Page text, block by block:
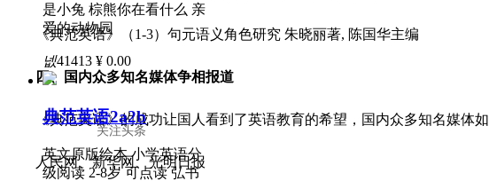
《典范英语》（1-3）句元语义角色研究 朱晓丽著, 陈国华主编
四、国内众多知名媒体争相报道
《典范英语》的成功让国人看到了英语教育的希望，国内众多知名媒体如
人民网、新华网、光明日报
是小兔 棕熊你在看什么 亲
爱的动物园
넶41413 ¥ 0.00
典范英语2a2b
英文原版绘本 小学英语分
级阅读 2-8岁 可点读 弘书
关注头条